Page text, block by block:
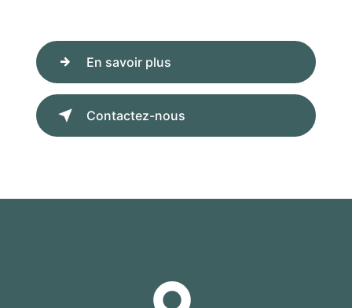
En savoir plus
Contactez-nous